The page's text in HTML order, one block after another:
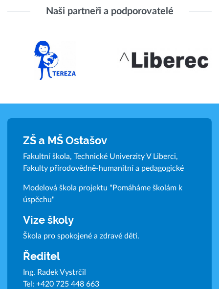
Naši partneři a podporovatelé
ZŠ a MŠ Ostašov
Fakultní škola, Technické Univerzity V Liberci,
Fakulty přírodovědně-humanitní a pedagogické
Modelová škola projektu "Pomáháme školám k
úspěchu"
Vize školy
Škola pro spokojené a zdravé děti.
Ředitel
Ing. Radek Vystrčil
Tel: +420 725 448 663